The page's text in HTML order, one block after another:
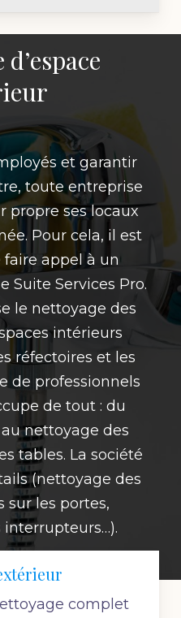
et garantir
toute entreprise
propre ses locaux
Pour cela, il est
appel à un
Suite Services Pro.
le nettoyage des
intérieurs
réfectoires et les
de professionnels
de tout : du
nettoyage des
tables. La société
(nettoyage des
sur les portes,
complet